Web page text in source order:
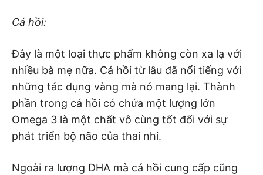
Cá hồi:
Đây là một loại thực phẩm không còn xa lạ với
nhiều bà mẹ nữa. Cá hồi từ lâu đã nổi tiếng với
những tác dụng vàng mà nó mang lại. Thành
phần trong cá hồi có chứa một lượng lớn
Omega 3 là một chất vô cùng tốt đối với sự
phát triển bộ não của thai nhi.
Ngoài ra lượng DHA mà cá hồi cung cấp cũng